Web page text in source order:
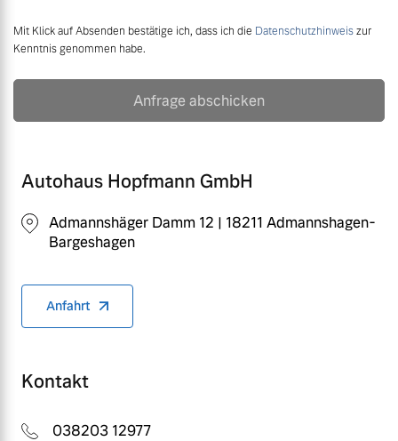
Mit Klick auf Absenden bestätige ich, dass ich die Datenschutzhinweiszur
Kenntnis genommen habe.
Anfrage abschicken
Autohaus Hopfmann GmbH
Admannshäger Damm 12 | 18211 Admannshagen-
Bargeshagen
Anfahrt
Kontakt
038203 12977